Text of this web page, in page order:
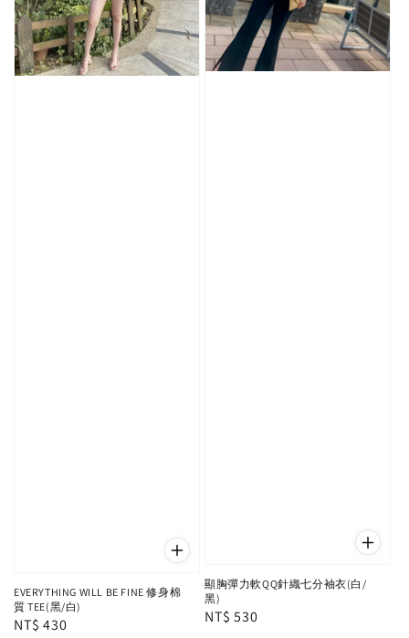
EVERYTHING WILL BE FINE 修身棉
質 TEE(黑/白)
Regular
NT$ 430
顯胸彈力軟QQ針織七分袖衣(白/
黑)
Regular
NT$ 530